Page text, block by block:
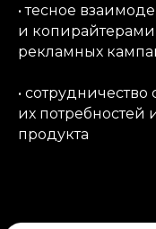
• тесное
‌и
рекламных
•
их потребностей
продукта